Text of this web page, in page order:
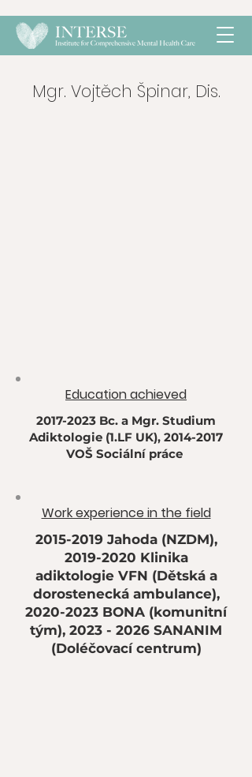
Mgr. Vojtěch Špinar, Dis.
​Education achieved
2017-2023 Bc. a Mgr. Studium
Adiktologie (1.LF UK), 2014-2017
VOŠ Sociální práce ​
​Work experience in the field
2015-2019Jahoda (NZDM),
2019-2020 Klinika
adiktologie VFN (Dětská a
dorostenecká ambulance),
2020-2023 BONA (komunitní
tým), 2023 - 2026 SANANIM
(Doléčovací centrum)